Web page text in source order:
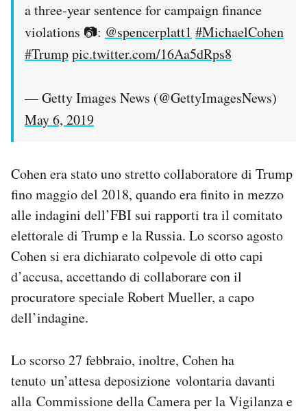
a three-year sentence for campaign finance
violations 📷: @spencerplatt1 #MichaelCohen
#Trumppic.twitter.com/16Aa5dRps8
— Getty Images News (@GettyImagesNews)
May 6, 2019
Cohen era stato uno stretto collaboratore di Trump
fino maggio del 2018, quando era finito in mezzo
alle indagini dell’FBI sui rapporti tra il comitato
elettorale di Trump e la Russia. Lo scorso agosto
Cohen si era dichiarato colpevole di otto capi
d’accusa, accettando di collaborare con il
procuratore speciale Robert Mueller, a capo
dell’indagine.
Lo scorso 27 febbraio, inoltre, Cohen ha
tenuto un’attesa deposizione volontaria davanti
alla Commissione della Camera per la Vigilanza e